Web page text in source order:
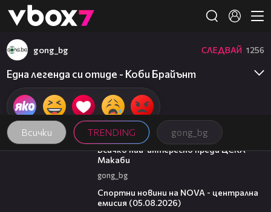
👾
Всички TRENDING gong_bg
gong_bg СЛЕДВАЙ 1256
Една легенда си отиде - Коби Брайънт
01:13
Всичко най-интересно преди ЦСКА -
Макаби
gong_bg
Спортни новини на NOVA - централна
емисия (05.08.2026)